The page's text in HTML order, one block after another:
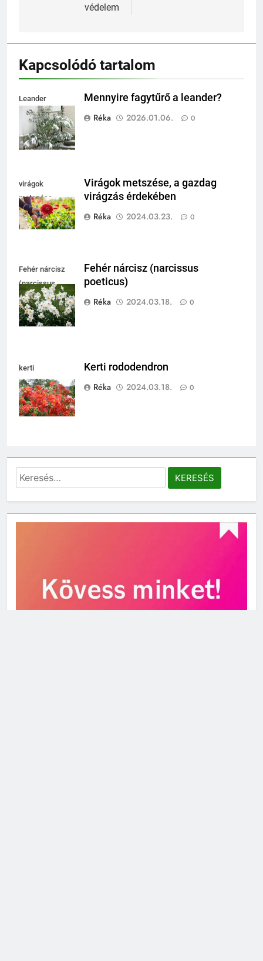
védelem
Kapcsolódó tartalom
Leander
fagytűrése
Mennyire fagytűrő a leander?
Réka
2026.01.06. 0
virágok
metszése
Virágok metszése, a gazdag
virágzás érdekében
Réka
2024.03.23. 0
Fehér nárcisz
(narcissus
poeticus)
Fehér nárcisz (narcissus
poeticus)
Réka
2024.03.18. 0
kerti
rododendron
Kerti rododendron
Réka
2024.03.18. 0
Keresés: